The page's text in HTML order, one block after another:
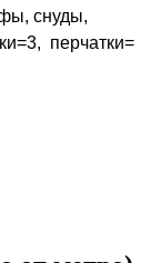
снуды,
перчатки=